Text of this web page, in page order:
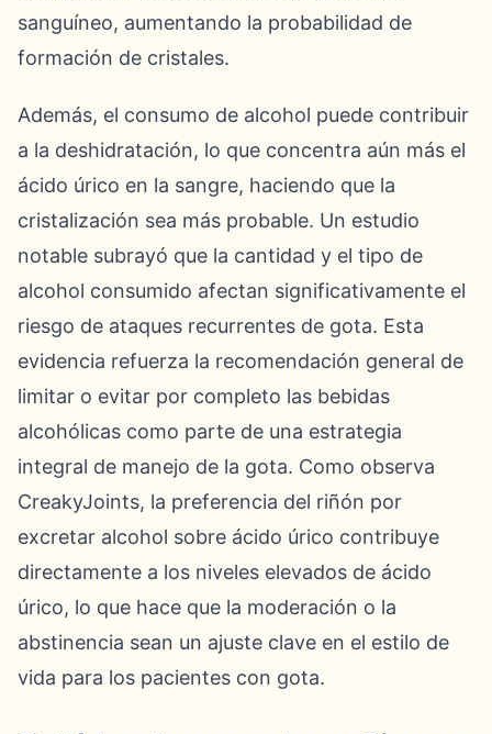
sanguíneo, aumentando la probabilidad de
formación de cristales.
Además, el consumo de alcohol puede contribuir
a la deshidratación, lo que concentra aún más el
ácido úrico en la sangre, haciendo que la
cristalización sea más probable. Un estudio
notable subrayó que la cantidad y el tipo de
alcohol consumido afectan significativamente el
riesgo de ataques recurrentes de gota. Esta
evidencia refuerza la recomendación general de
limitar o evitar por completo las bebidas
alcohólicas como parte de una estrategia
integral de manejo de la gota. Como observa
CreakyJoints, la preferencia del riñón por
excretar alcohol sobre ácido úrico contribuye
directamente a los niveles elevados de ácido
úrico, lo que hace que la moderación o la
abstinencia sean un ajuste clave en el estilo de
vida para los pacientes con gota.